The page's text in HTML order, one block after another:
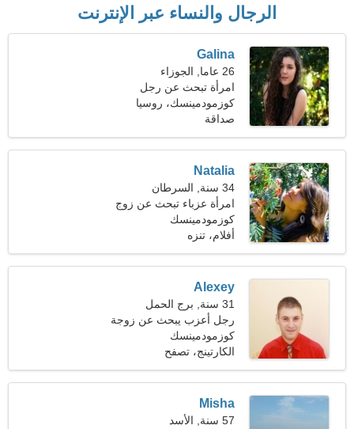
الرجال والنساء عبر الإنترنت
Galina
26 عاما, الجوزاء
امرأة تبحث عن رجل
كوزمودمينسك، روسيا
صداقة
Natalia
34 سنة, السرطان
امرأة عزباء تبحث عن زوج
كوزمودمينسك
أفلام، تنزه
Alexey
31 سنة, برج الحمل
رجل أعزب يبحث عن زوجة
26-29
كوزمودمينسك
الكارتينج، تصفح
Misha
57 سنة, الأسد